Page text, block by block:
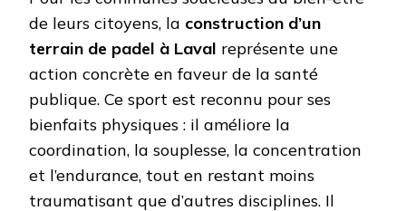
de leurs citoyens, la construction d’un
terrain de padel à Laval représente une
action concrète en faveur de la santé
publique. Ce sport est reconnu pour ses
bienfaits physiques : il améliore la
coordination, la souplesse, la concentration
et l’endurance, tout en restant moins
traumatisant que d’autres disciplines. Il